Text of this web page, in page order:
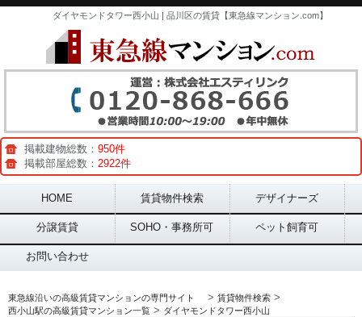
ダイヤモンドタワー西小山 | 品川区の賃貸【東急線マンション.com】
掲載建物総数： 950件
掲載部屋総数： 2922件
Main menu
HOME 賃貸物件検索 デザイナーズ
分譲賃貸 SOHO・事務所可 ペット飼育可
お問い合わせ
東急線沿いの高級賃貸マンションの専門サイト > 賃貸物件検索 >
西小山駅の高級賃貸マンション一覧 > ダイヤモンドタワー西小山